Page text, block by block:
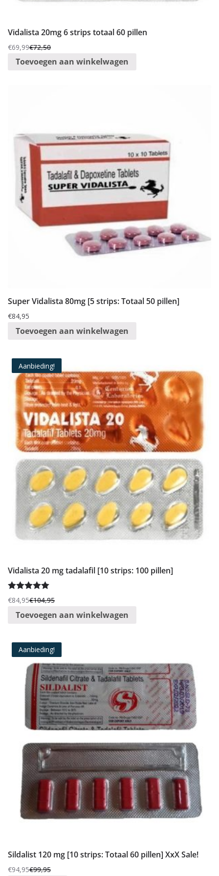
Vidalista 20mg 6 strips totaal 60 pillen
€72,50
Oorspronkelijke
prijs
€69,99
Huidige
prijsToevoegen aan winkelwagen
Super Vidalista 80mg [5 strips: Totaal 50 pillen]
€84,95
Toevoegen aan winkelwagen
Aanbieding!
Vidalista 20 mg tadalafil [10 strips: 100 pillen]
Gewaardeer
€104,95
Oorspronkelijke
prijs
€104,95.
€84,95
Huidige
prijs
€84,95.
Toevoegen aan winkelwagen
Aanbieding!
Sildalist 120 mg [10 strips: Totaal 60 pillen] XxX Sale!
€99,95
€94,95